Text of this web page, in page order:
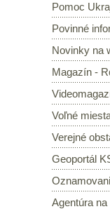
Pomoc
Povinné
Novinky na
Magazín -
Voľné
Verejné
Geoportál
Agentúra